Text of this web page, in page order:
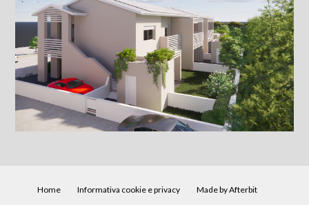
Home Informativa cookie e privacy Made by Afterbit